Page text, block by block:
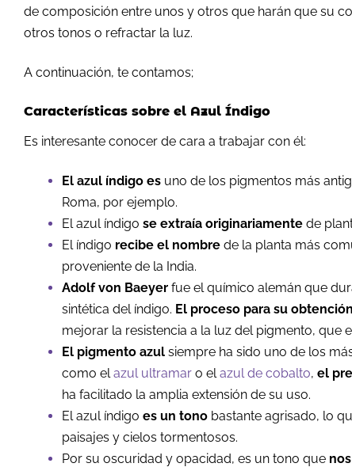
de composición entre unos y otros que harán que su
otros tonos o refractar la luz.
A continuación, te contamos;
Características sobre el Azul Índigo
Es interesante conocer de cara a trabajar con él:
El azul índigo es uno de los pigmentos más
Roma, por ejemplo.
El azul índigo se extraía originariamente de
El índigo recibe el nombre de la planta más
proveniente de la India.
Adolf von Baeyer fue el químico alemán que
sintética del índigo. El proceso para su obtención
mejorar la resistencia a la luz del pigmento, que
El pigmento azul siempre ha sido uno de los
como el azul ultramar o el azul de cobalto, el
ha facilitado la amplia extensión de su uso.
El azul índigo es un tono bastante agrisado, lo
paisajes y cielos tormentosos.
Por su oscuridad y opacidad, es un tono que